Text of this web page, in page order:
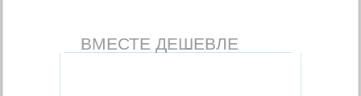
ВМЕСТЕ ДЕШЕВЛЕ